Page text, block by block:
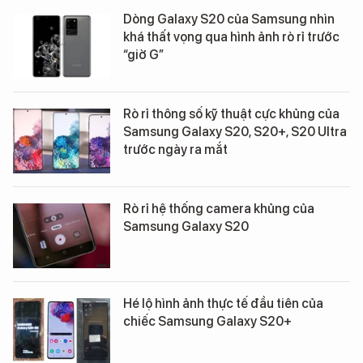
Dòng Galaxy S20 của Samsung nhìn
khá thất vọng qua hình ảnh rò rỉ trước
“giờ G”
Rò rỉ thông số kỹ thuật cực khủng của
Samsung Galaxy S20, S20+, S20 Ultra
trước ngày ra mắt
Rò rỉ hệ thống camera khủng của
Samsung Galaxy S20
Hé lộ hình ảnh thực tế đầu tiên của
chiếc Samsung Galaxy S20+